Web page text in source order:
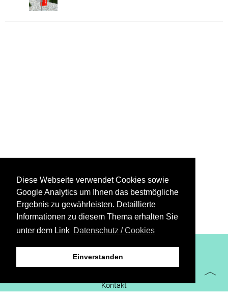
Diese Webseite verwendet Cookies sowie
Google Analytics um Ihnen das bestmögliche
Ergebnis zu gewährleisten. Detaillierte
Informationen zu diesem Thema erhalten Sie
unter dem Link Datenschutz / Cookies
Einverstanden
XiBIT Infoguide 2021
Kontakt